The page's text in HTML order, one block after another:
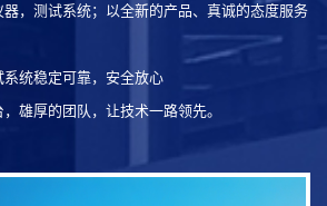
器，测试系统；以全新的产品、真诚的态度服务
统稳定可靠，安全放心
雄厚的团队，让技术一路领先。